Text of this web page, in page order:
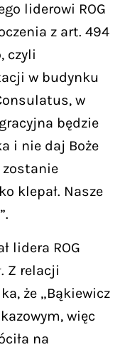
liderowi ROG
z art. 494
czyli
w budynku
w
będzie
i nie daj Boże
zostanie
klepał. Nasze
lidera ROG
Z relacji
że „Bąkiewicz
więc
na